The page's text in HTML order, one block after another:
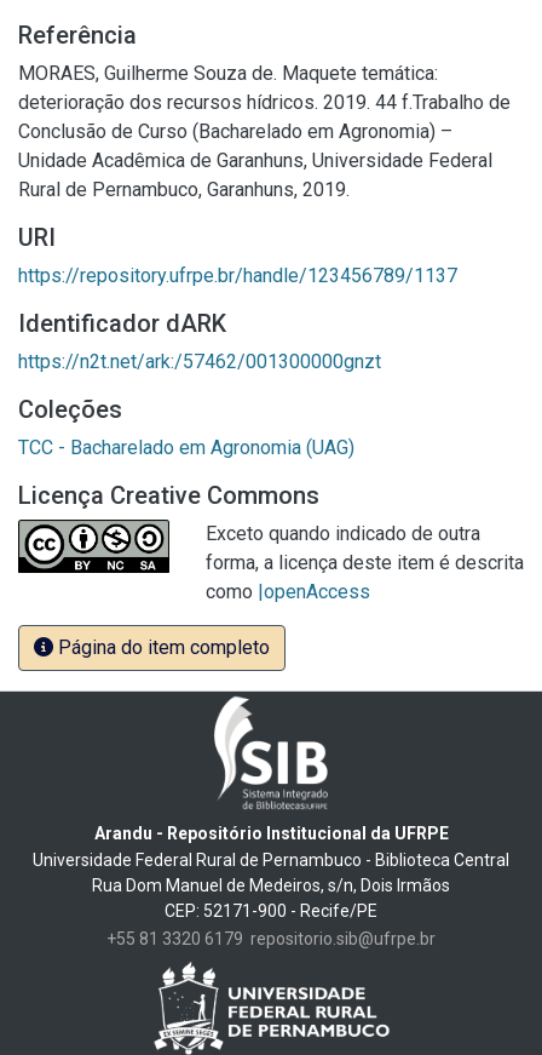
Referência
MORAES, Guilherme Souza de. Maquete temática:
deterioração dos recursos hídricos. 2019. 44 f.Trabalho de
Conclusão de Curso (Bacharelado em Agronomia) –
Unidade Acadêmica de Garanhuns, Universidade Federal
Rural de Pernambuco, Garanhuns, 2019.
URI
https://repository.ufrpe.br/handle/123456789/1137
Identificador dARK
https://n2t.net/ark:/57462/001300000gnzt
Coleções
TCC - Bacharelado em Agronomia (UAG)
Licença Creative Commons
Exceto quando indicado de outra
forma, a licença deste item é descrita
como |openAccess
Página do item completo
Arandu - Repositório Institucional da UFRPE
Universidade Federal Rural de Pernambuco - Biblioteca Central
Rua Dom Manuel de Medeiros, s/n, Dois Irmãos
CEP: 52171-900 - Recife/PE
+55 81 3320 6179 repositorio.sib@ufrpe.br